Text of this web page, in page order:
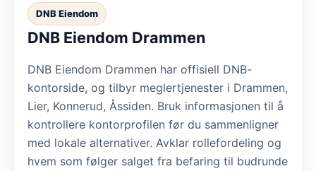
DNB Eiendom
DNB Eiendom Drammen
DNB Eiendom Drammen har offisiell DNB-
kontorside, og tilbyr meglertjenester i Drammen,
Lier, Konnerud, Åssiden. Bruk informasjonen til å
kontrollere kontorprofilen før du sammenligner
med lokale alternativer. Avklar rollefordeling og
hvem som følger salget fra befaring til budrunde